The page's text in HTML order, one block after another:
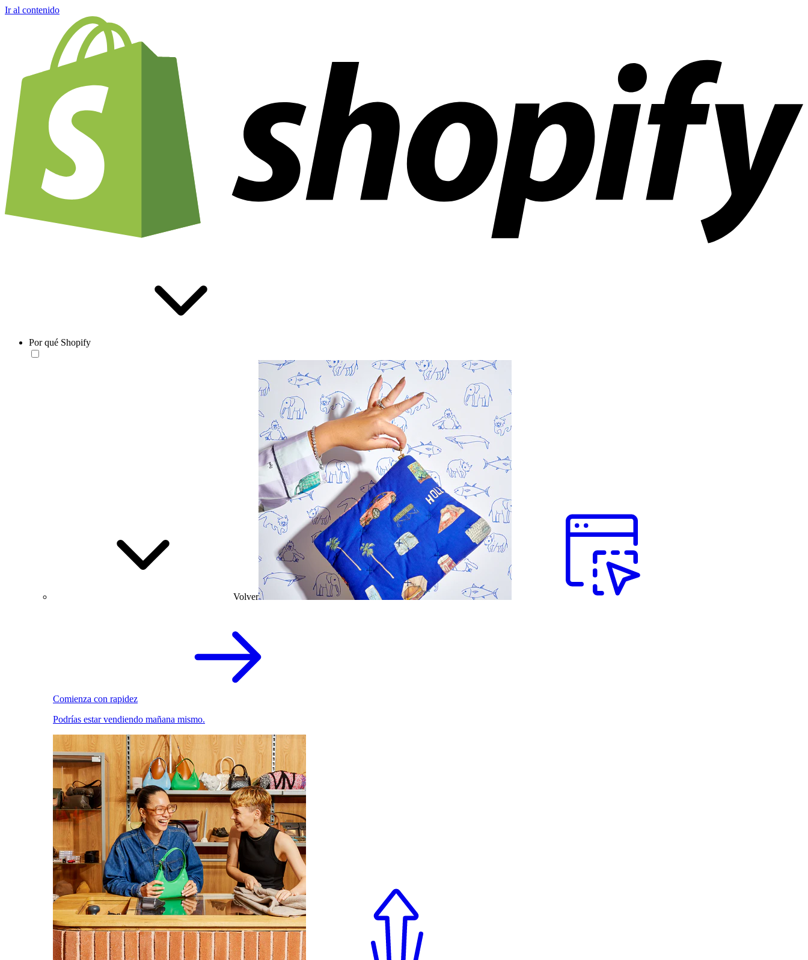
Ir al contenido
Por qué Shopify
Volver
Comienza con rapidez
Podrías estar vendiendo mañana mismo.